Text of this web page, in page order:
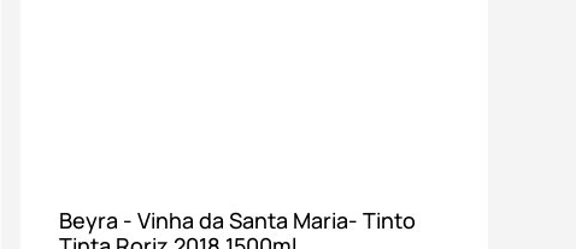
Beyra - Vinha da Santa Maria- Tinto